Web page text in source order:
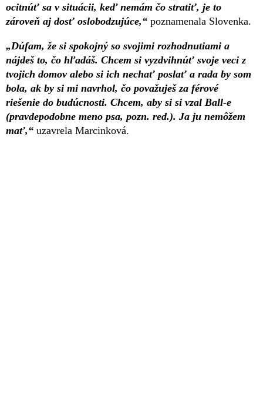
ocitnúť sa v situácii, keď nemám čo stratiť, je to
zároveň aj dosť oslobodzujúce,“ poznamenala Slovenka.
„Dúfam, že si spokojný so svojimi rozhodnutiami a
nájdeš to, čo hľadáš. Chcem si vyzdvihnúť svoje veci z
tvojich domov alebo si ich nechať poslať a rada by som
bola, ak by si mi navrhol, čo považuješ za férové
riešenie do budúcnosti. Chcem, aby si si vzal Ball-e
(pravdepodobne meno psa, pozn. red.). Ja ju nemôžem
mať,“ uzavrela Marcinková.